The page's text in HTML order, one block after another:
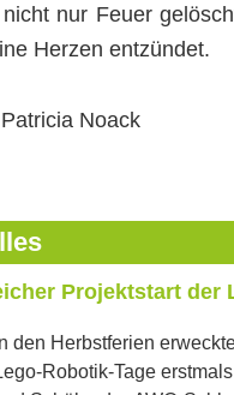
nur Feuer
Herzen entzündet.
Noack
Projektstart der
In den Herbstferien
Robotik-Tage